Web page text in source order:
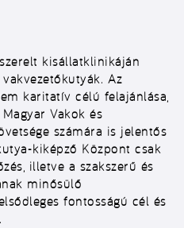
kisállatklinikáján
Az
karitatív célú felajánlása,
Vakok és
számára is jelentős
kiképző Központ csak
illetve a szakszerű és
minősülő
fontosságú cél és